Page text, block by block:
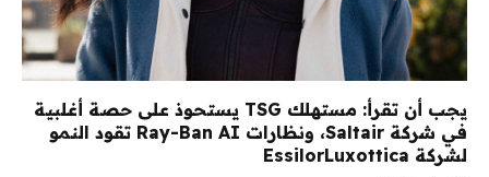
يجب أن تقرأ: مستهلك TSG يستحوذ على حصة أغلبية
في شركة Saltair، ونظارات Ray-Ban AI تقود النمو
لشركة EssilorLuxottica